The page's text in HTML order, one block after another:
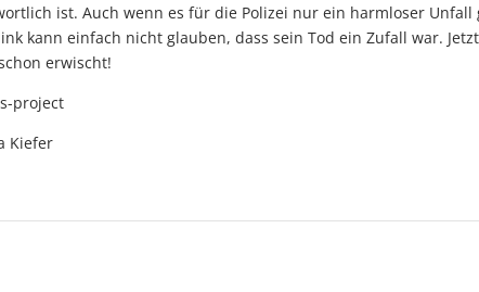
ist. Auch wenn es für die Polizei nur ein harmloser
kann einfach nicht glauben, dass sein Tod ein Zufall war.
erwischt!
project
Kiefer